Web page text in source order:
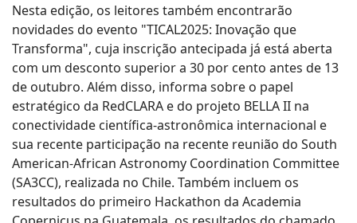
Nesta edição, os leitores também encontrarão
novidades do evento "TICAL2025: Inovação que
Transforma", cuja inscrição antecipada já está aberta
com um desconto superior a 30 por cento antes de 13
de outubro. Além disso, informa sobre o papel
estratégico da RedCLARA e do projeto BELLA II na
conectividade científica-astronômica internacional e
sua recente participação na recente reunião do South
American-African Astronomy Coordination Committee
(SA3CC), realizada no Chile. Também incluem os
resultados do primeiro Hackathon da Academia